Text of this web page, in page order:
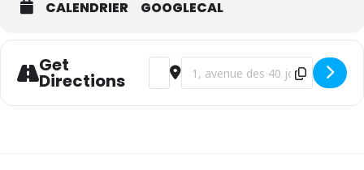
CALENDRIER GOOGLECAL
Get
Directions
Address - WSET Niveau 2 en vins -
Destination Address - WSET